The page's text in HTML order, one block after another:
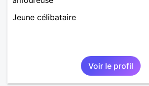
Jeune célibataire
Voir le profil